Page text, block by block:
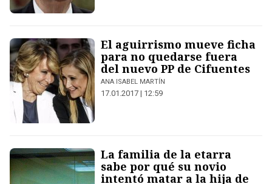
El aguirrismo mueve ficha
para no quedarse fuera
del nuevo PP de Cifuentes
ANA ISABEL MARTÍN
17.01.2017 | 12:59
La familia de la etarra
sabe por qué su novio
intentó matar a la hija de